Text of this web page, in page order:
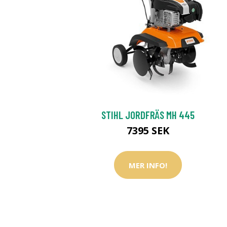
STIHL JORDFRÄS MH 445
7395 SEK
MER INFO!